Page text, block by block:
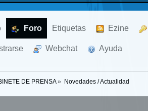
Foro Etiquetas Ezine
Webchat Ayuda
DE PRENSA» Novedades / Actualidad